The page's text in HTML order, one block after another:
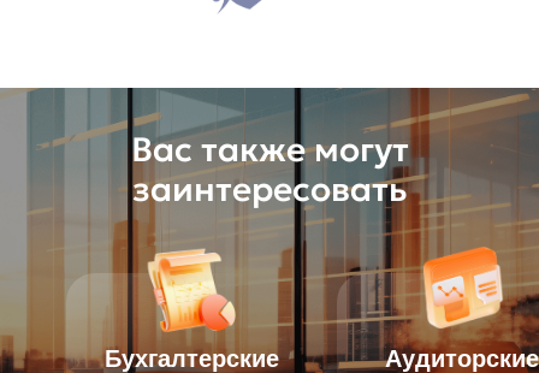
Вас также могут
заинтересовать
Бухгалтерские
Аудиторские